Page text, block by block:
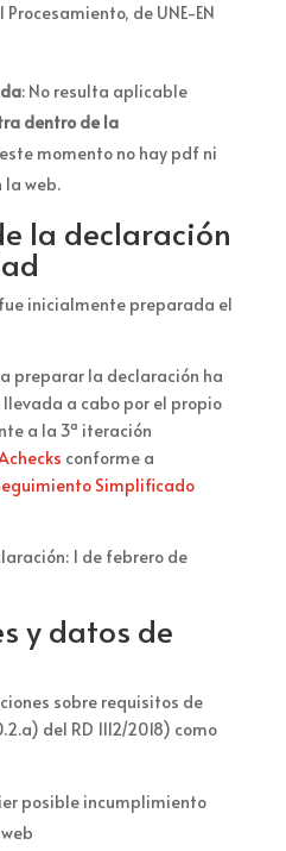
Procesamiento, de UNE-EN
: No resulta aplicable
dentro de la
momento no hay pdf ni
web.
la declaración
inicialmente preparada el
preparar la declaración ha
a cabo por el propio
a la 3ª iteración
conforme a
Simplificado
1 de febrero de
y datos de
sobre requisitos de
del RD 1112/2018) como
posible incumplimiento